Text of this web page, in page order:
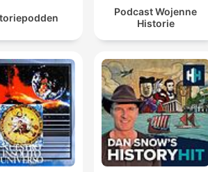
Podcast Wojenne
Historie